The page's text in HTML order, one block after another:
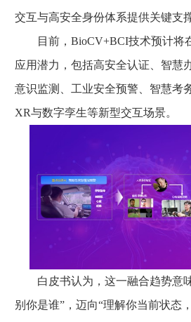
交互与高安全身份体系提供关键支撑
目前，BioCV+BCI技术预计将
应用潜力，包括高安全认证、智慧
意识监测、工业安全预警、智慧考
XR与数字孪生等新型交互场景。
白皮书认为，这一融合趋势意
别你是谁”，迈向“理解你当前状态